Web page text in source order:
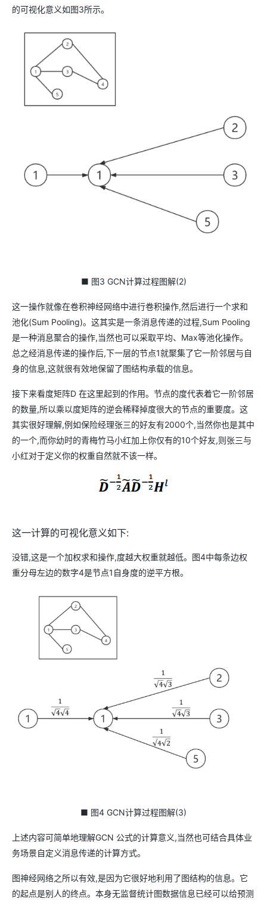
的可视化意义如图3所示。
■ 图3 GCN计算过程图解(2)
这一操作就像在卷积神经网络中进行卷积操作,然后进行一个求和
池化(Sum Pooling)。这其实是一条消息传递的过程,Sum Pooling
是一种消息聚合的操作,当然也可以采取平均、Max等池化操作。
总之经消息传递的操作后,下一层的节点1就聚集了它一阶邻居与自
身的信息,这就很有效地保留了图结构承载的信息。
接下来看度矩阵D 在这里起到的作用。节点的度代表着它一阶邻居
的数量,所以乘以度矩阵的逆会稀释掉度很大的节点的重要度。这
其实很好理解,例如保险经理张三的好友有2000个,当然你也是其中
的一个,而你幼时的青梅竹马小红加上你仅有的10个好友,则张三与
小红对于定义你的权重自然就不该一样。
这一计算的可视化意义如下:
没错,这是一个加权求和操作,度越大权重就越低。图4中每条边权
重分母左边的数字4是节点1自身度的逆平方根。
■ 图4 GCN计算过程图解(3)
上述内容可简单地理解GCN 公式的计算意义,当然也可结合具体业
务场景自定义消息传递的计算方式。
图神经网络之所以有效,是因为它很好地利用了图结构的信息。它
的起点是别人的终点。本身无监督统计图数据信息已经可以给预测